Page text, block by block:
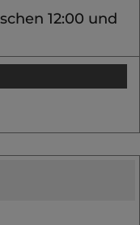
12:00 und